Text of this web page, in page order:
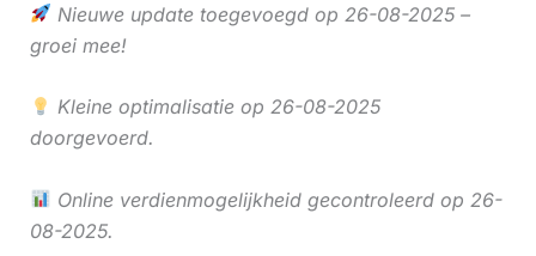
Nieuwe update toegevoegd op 26-08-2025 –
groei mee!
Kleine optimalisatie op 26-08-2025
doorgevoerd.
Online verdienmogelijkheid gecontroleerd op 26-
08-2025.